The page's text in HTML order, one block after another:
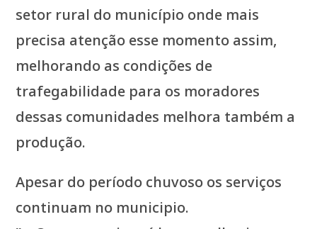
setor rural do município onde mais
precisa atenção esse momento assim,
melhorando as condições de
trafegabilidade para os moradores
dessas comunidades melhora também a
produção.
Apesar do período chuvoso os serviços
continuam no municipio.